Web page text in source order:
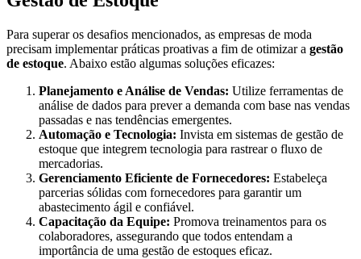
Para superar os desafios mencionados, as empresas de moda
precisam implementar práticas proativas a fim de otimizar a gestão
de estoque. Abaixo estão algumas soluções eficazes:
Planejamento e Análise de Vendas: Utilize ferramentas de
análise de dados para prever a demanda com base nas vendas
passadas e nas tendências emergentes.
Automação e Tecnologia: Invista em sistemas de gestão de
estoque que integrem tecnologia para rastrear o fluxo de
mercadorias.
Gerenciamento Eficiente de Fornecedores: Estabeleça
parcerias sólidas com fornecedores para garantir um
abastecimento ágil e confiável.
Capacitação da Equipe: Promova treinamentos para os
colaboradores, assegurando que todos entendam a
importância de uma gestão de estoques eficaz.